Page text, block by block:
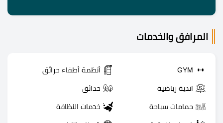
المرافق والخدمات
GYM أنظمة أطفاء حرائق
اندية رياضية حدائق
حمامات سباحة خدمات النظافة